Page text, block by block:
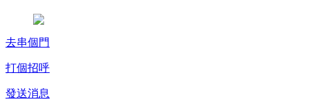
去串個門
打個招呼
發送消息